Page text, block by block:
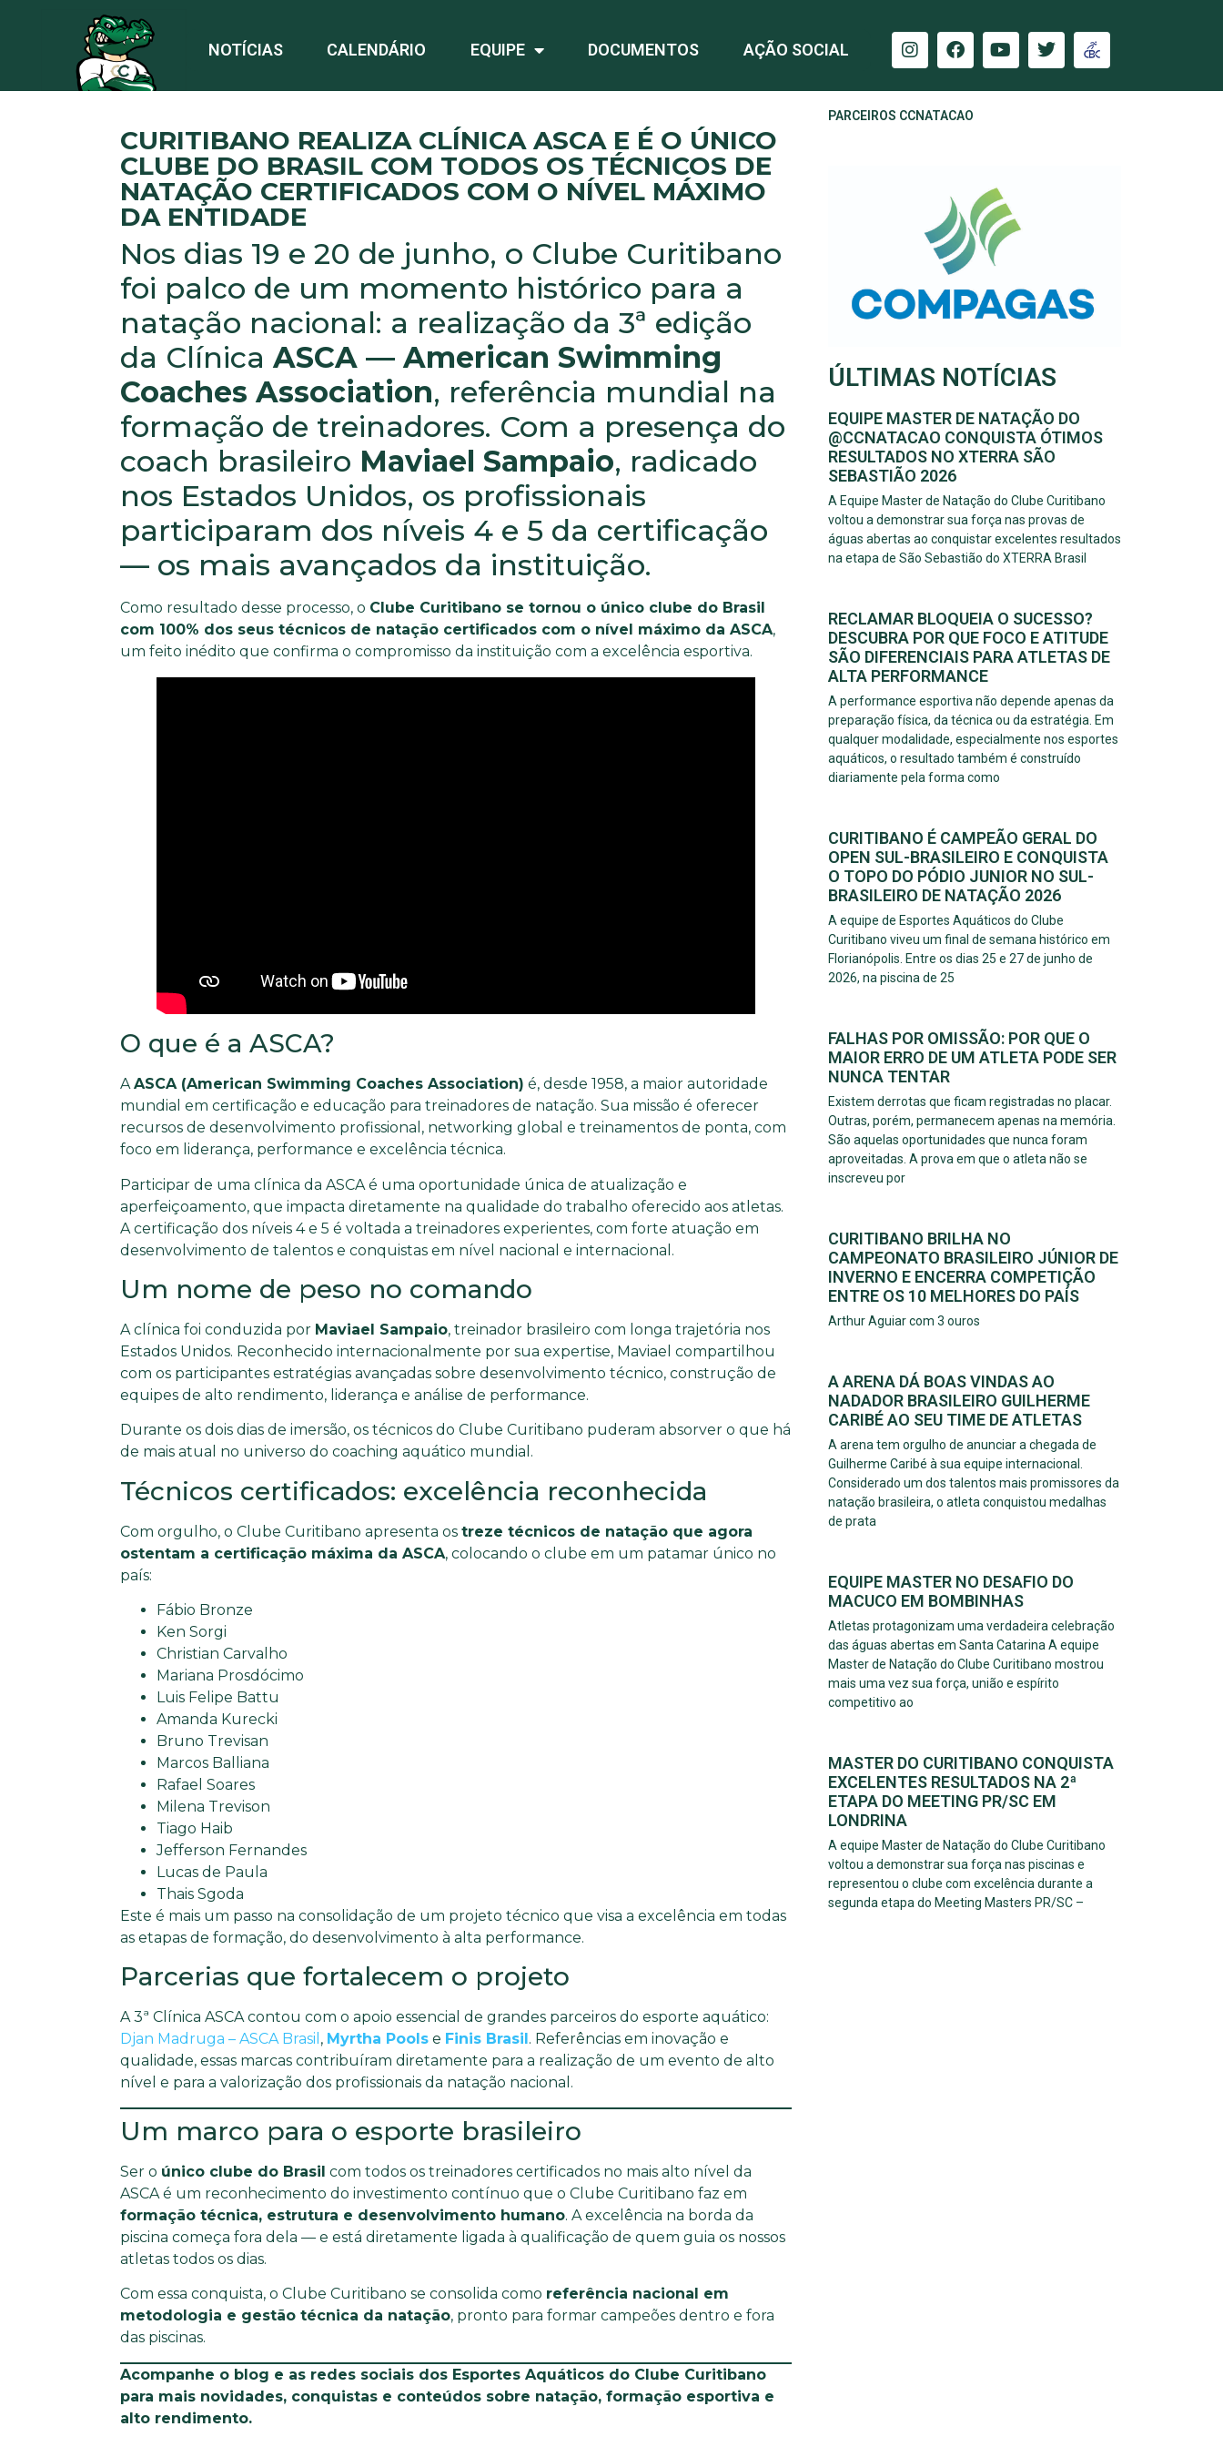
NOTÍCIAS CALENDÁRIO EQUIPE DOCUMENTOS AÇÃO SOCIAL
CURITIBANO REALIZA CLÍNICA ASCA E É O ÚNICO
CLUBE DO BRASIL COM TODOS OS TÉCNICOS DE
NATAÇÃO CERTIFICADOS COM O NÍVEL MÁXIMO
DA ENTIDADE
Nos dias 19 e 20 de junho, o Clube Curitibano
foi palco de um momento histórico para a
natação nacional: a realização da 3ª edição
da Clínica ASCA — American Swimming
Coaches Association, referência mundial na
formação de treinadores. Com a presença do
coach brasileiro Maviael Sampaio, radicado
nos Estados Unidos, os profissionais
participaram dos níveis 4 e 5 da certificação
— os mais avançados da instituição.
Como resultado desse processo, o Clube Curitibano se tornou o único clube do Brasil
com 100% dos seus técnicos de natação certificados com o nível máximo da ASCA,
um feito inédito que confirma o compromisso da instituição com a excelência esportiva.
O que é a ASCA?
AASCA (American Swimming Coaches Association) é, desde 1958, a maior autoridade
mundial em certificação e educação para treinadores de natação. Sua missão é oferecer
recursos de desenvolvimento profissional, networking global e treinamentos de ponta, com
foco em liderança, performance e excelência técnica.
Participar de uma clínica da ASCA é uma oportunidade única de atualização e
aperfeiçoamento, que impacta diretamente na qualidade do trabalho oferecido aos atletas.
A certificação dos níveis 4 e 5 é voltada a treinadores experientes, com forte atuação em
desenvolvimento de talentos e conquistas em nível nacional e internacional.
Um nome de peso no comando
A clínica foi conduzida por Maviael Sampaio, treinador brasileiro com longa trajetória nos
Estados Unidos. Reconhecido internacionalmente por sua expertise, Maviael compartilhou
com os participantes estratégias avançadas sobre desenvolvimento técnico, construção de
equipes de alto rendimento, liderança e análise de performance.
Durante os dois dias de imersão, os técnicos do Clube Curitibano puderam absorver o que há
de mais atual no universo do coaching aquático mundial.
Técnicos certificados: excelência reconhecida
Com orgulho, o Clube Curitibano apresenta os treze técnicos de natação que agora
ostentam a certificação máxima da ASCA, colocando o clube em um patamar único no
país:
Fábio Bronze
Ken Sorgi
Christian Carvalho
Mariana Prosdócimo
Luis Felipe Battu
Amanda Kurecki
Bruno Trevisan
Marcos Balliana
Rafael Soares
Milena Trevison
Tiago Haib
Jefferson Fernandes
Lucas de Paula
Thais Sgoda
Este é mais um passo na consolidação de um projeto técnico que visa a excelência em todas
as etapas de formação, do desenvolvimento à alta performance.
Parcerias que fortalecem o projeto
A 3ª Clínica ASCA contou com o apoio essencial de grandes parceiros do esporte aquático:
Djan Madruga – ASCA Brasil , Myrtha Pools e Finis Brasil . Referências em inovação e
qualidade, essas marcas contribuíram diretamente para a realização de um evento de alto
nível e para a valorização dos profissionais da natação nacional.
Um marco para o esporte brasileiro
Ser o único clube do Brasil com todos os treinadores certificados no mais alto nível da
ASCA é um reconhecimento do investimento contínuo que o Clube Curitibano faz em
formação técnica, estrutura e desenvolvimento humano. A excelência na borda da
piscina começa fora dela — e está diretamente ligada à qualificação de quem guia os nossos
atletas todos os dias.
Com essa conquista, o Clube Curitibano se consolida como referência nacional em
metodologia e gestão técnica da natação, pronto para formar campeões dentro e fora
das piscinas.
Acompanhe o blog e as redes sociais dos Esportes Aquáticos do Clube Curitibano
para mais novidades, conquistas e conteúdos sobre natação, formação esportiva e
alto rendimento.
PARCEIROS CCNATACAO
ÚLTIMAS NOTÍCIAS
EQUIPE MASTER DE NATAÇÃO DO
@CCNATACAO CONQUISTA ÓTIMOS
RESULTADOS NO XTERRA SÃO
SEBASTIÃO 2026
A Equipe Master de Natação do Clube Curitibano
voltou a demonstrar sua força nas provas de
águas abertas ao conquistar excelentes resultados
na etapa de São Sebastião do XTERRA Brasil
RECLAMAR BLOQUEIA O SUCESSO?
DESCUBRA POR QUE FOCO E ATITUDE
SÃO DIFERENCIAIS PARA ATLETAS DE
ALTA PERFORMANCE
A performance esportiva não depende apenas da
preparação física, da técnica ou da estratégia. Em
qualquer modalidade, especialmente nos esportes
aquáticos, o resultado também é construído
diariamente pela forma como
CURITIBANO É CAMPEÃO GERAL DO
OPEN SUL-BRASILEIRO E CONQUISTA
O TOPO DO PÓDIO JUNIOR NO SUL-
BRASILEIRO DE NATAÇÃO 2026
A equipe de Esportes Aquáticos do Clube
Curitibano viveu um final de semana histórico em
Florianópolis. Entre os dias 25 e 27 de junho de
2026, na piscina de 25
FALHAS POR OMISSÃO: POR QUE O
MAIOR ERRO DE UM ATLETA PODE SER
NUNCA TENTAR
Existem derrotas que ficam registradas no placar.
Outras, porém, permanecem apenas na memória.
São aquelas oportunidades que nunca foram
aproveitadas. A prova em que o atleta não se
inscreveu por
CURITIBANO BRILHA NO
CAMPEONATO BRASILEIRO JÚNIOR DE
INVERNO E ENCERRA COMPETIÇÃO
ENTRE OS 10 MELHORES DO PAÍS
Arthur Aguiar com 3 ouros
A ARENA DÁ BOAS VINDAS AO
NADADOR BRASILEIRO GUILHERME
CARIBÉ AO SEU TIME DE ATLETAS
A arena tem orgulho de anunciar a chegada de
Guilherme Caribé à sua equipe internacional.
Considerado um dos talentos mais promissores da
natação brasileira, o atleta conquistou medalhas
de prata
EQUIPE MASTER NO DESAFIO DO
MACUCO EM BOMBINHAS
Atletas protagonizam uma verdadeira celebração
das águas abertas em Santa Catarina A equipe
Master de Natação do Clube Curitibano mostrou
mais uma vez sua força, união e espírito
competitivo ao
MASTER DO CURITIBANO CONQUISTA
EXCELENTES RESULTADOS NA 2ª
ETAPA DO MEETING PR/SC EM
LONDRINA
A equipe Master de Natação do Clube Curitibano
voltou a demonstrar sua força nas piscinas e
representou o clube com excelência durante a
segunda etapa do Meeting Masters PR/SC –